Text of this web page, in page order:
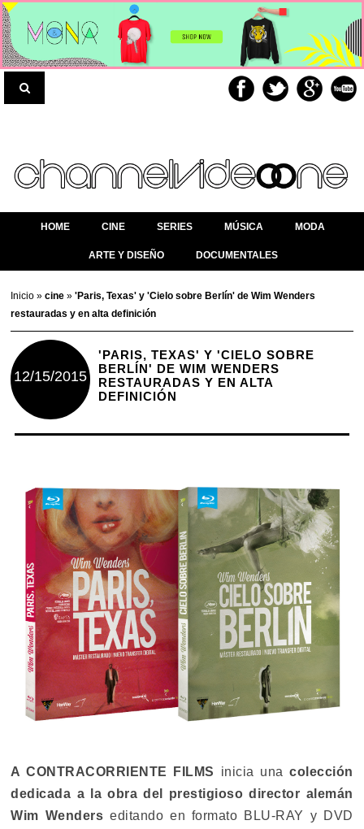
HOME CINE SERIES MÚSICA MODA
ARTE Y DISEÑO DOCUMENTALES
Inicio»cine»'Paris, Texas' y 'Cielo sobre Berlín' de Wim Wenders
restauradas y en alta definición
12/15/2015
'PARIS, TEXAS' Y 'CIELO SOBRE
BERLÍN' DE WIM WENDERS
RESTAURADAS Y EN ALTA
DEFINICIÓN
A CONTRACORRIENTE FILMS inicia unacolección
dedicada a la obra del prestigioso director alemán
Wim Wenders editando en formato BLU-RAY y DVD